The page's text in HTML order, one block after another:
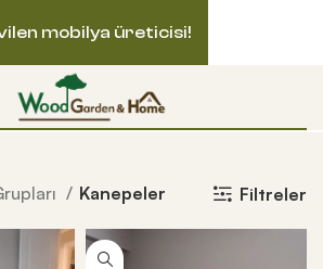
Kanepeler Filtreler
mobilya üreticisi!